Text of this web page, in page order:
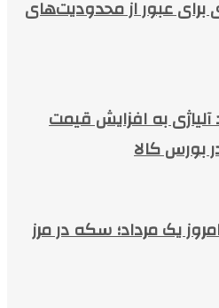
برای عبور از محدودیت‌های
آلیاژی به افزایش قیمت
بورس کالا
یک مرداد؛ سکه در مرز